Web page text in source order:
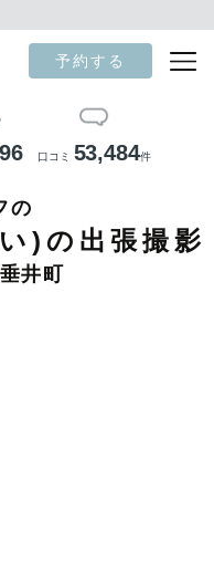
予約する
口コミ 53,484件
の
)の出張撮影
井町